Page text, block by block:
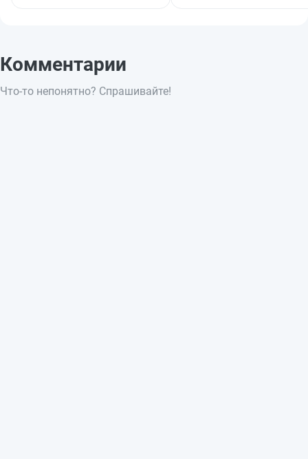
Комментарии
Что-то непонятно? Спрашивайте!